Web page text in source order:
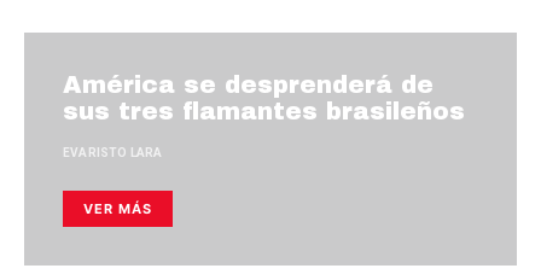
América se desprenderá de
sus tres flamantes brasileños
EVARISTO LARA
VER MÁS